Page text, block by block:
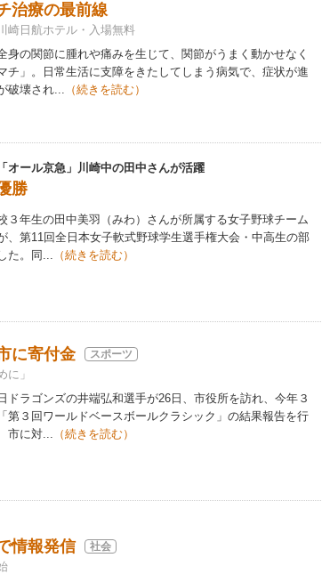
治療の最前線
崎日航ホテル・入場無料
の関節に腫れや痛みを生じて、関節がうまく動かせなく
チ」。日常生活に支障をきたしてしまう病気で、症状が進
破壊され... （続きを読む）
オール京急」川崎中の田中さんが活躍
勝
３年生の田中美羽（みわ）さんが所属する女子野球チーム
、第11回全日本女子軟式野球学生選手権大会・中高生の部
た。同... （続きを読む）
に寄付金 スポーツ
に」
ラゴンズの井端弘和選手が26日、市役所を訪れ、今年３
第３回ワールドベースボールクラシック」の結果報告を行
市に対... （続きを読む）
情報発信 社会